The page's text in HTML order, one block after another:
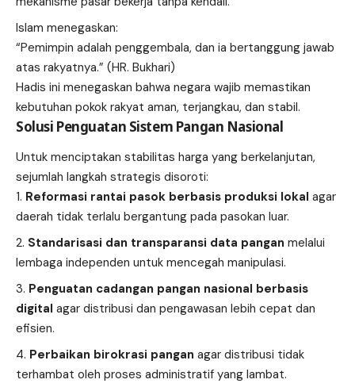
Islam menegaskan:
“Pemimpin adalah penggembala, dan ia bertanggung jawab
atas rakyatnya.” (HR. Bukhari)
Hadis ini menegaskan bahwa negara wajib memastikan
kebutuhan pokok rakyat aman, terjangkau, dan stabil.
Solusi Penguatan Sistem Pangan Nasional
Untuk menciptakan stabilitas harga yang berkelanjutan,
sejumlah langkah strategis disoroti:
Reformasi rantai pasok berbasis produksi lokal agar
daerah tidak terlalu bergantung pada pasokan luar.
Standarisasi dan transparansi data pangan melalui
lembaga independen untuk mencegah manipulasi.
Penguatan cadangan pangan nasional berbasis
digital agar distribusi dan pengawasan lebih cepat dan
efisien.
Perbaikan birokrasi pangan agar distribusi tidak
terhambat oleh proses administratif yang lambat.